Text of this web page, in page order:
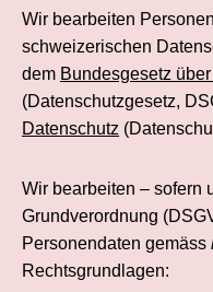
Wir bearbeiten
schweizerischen
dem Bundesgesetz
(Datenschutzgesetz,
Datenschutz
Wir bearbeiten – sofern
Grundverordnung
Personendaten gemäss
Rechtsgrundlagen: